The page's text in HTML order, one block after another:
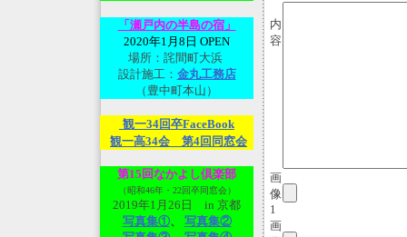
「瀬戸内の半島の宿」
2020年1月8日 OPEN
場所：詫間町大浜
設計施工： 金丸工務店
（豊中町本山）
観一34回卒FaceBook
観一高34会 第4回同窓会
第15回なかよし倶楽部
（昭和46年・22回卒同窓会）
2019年1月26日 in 京都
写真集①、 写真集②
内
容
画
像
1
画